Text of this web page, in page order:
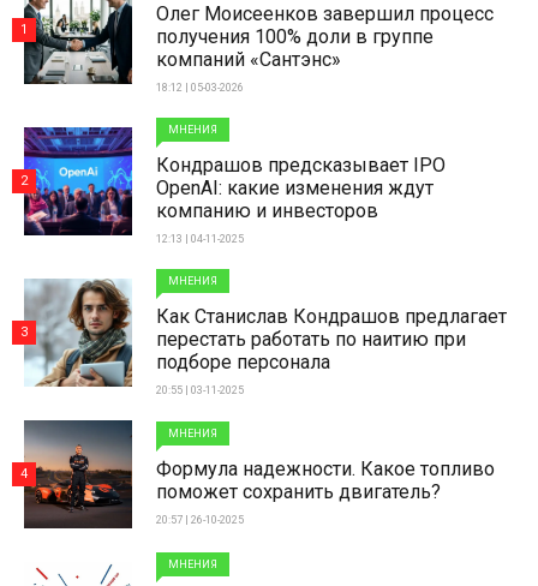
Олег Моисеенков завершил процесс
получения 100% доли в группе
компаний «Сантэнс»
18:12 | 05-03-2026
1
МНЕНИЯ
Кондрашов предсказывает IPO
OpenAI: какие изменения ждут
компанию и инвесторов
12:13 | 04-11-2025
2
МНЕНИЯ
Как Станислав Кондрашов предлагает
перестать работать по наитию при
подборе персонала
20:55 | 03-11-2025
3
МНЕНИЯ
Формула надежности. Какое топливо
поможет сохранить двигатель?
20:57 | 26-10-2025
4
МНЕНИЯ